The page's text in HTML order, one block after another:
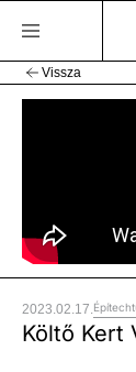
Vissza
2023.02.17.
Költő Kert